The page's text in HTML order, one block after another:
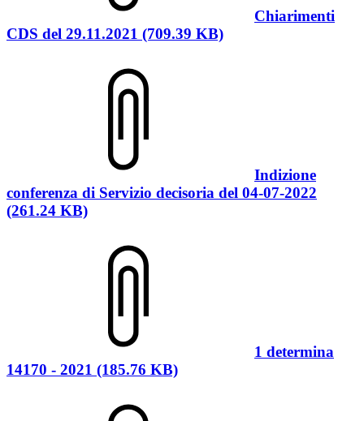
Chiarimenti
CDS del 29.11.2021 (709.39 KB)
Indizione
conferenza di Servizio decisoria del 04-07-2022
(261.24 KB)
1 determina
14170 - 2021 (185.76 KB)